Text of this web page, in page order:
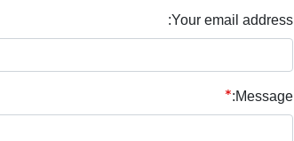
Your email address:
Message: